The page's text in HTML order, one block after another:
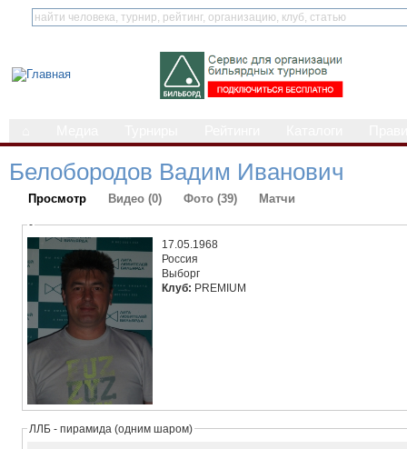
Белобородов Вадим Иванович
Просмотр Видео (0) Фото (39) Матчи
-
17.05.1968
Россия
Выборг
Клуб: PREMIUM
ЛЛБ - пирамида (одним шаром)